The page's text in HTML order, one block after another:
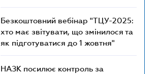
Безкоштовний вебінар "ТЦУ-2025:
хто має звітувати, що змінилося та
як підготуватися до 1 жовтня"
НАЗК посилює контроль за